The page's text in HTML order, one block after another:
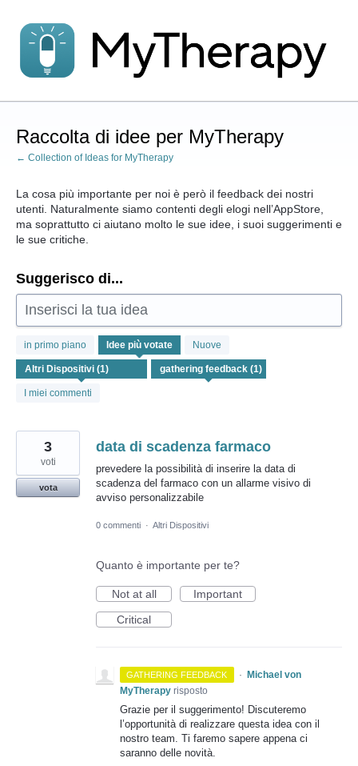
al
contenuto
Raccolta di idee per MyTherapy
← Collection of Ideas for MyTherapy
La cosa più importante per noi è però il feedback dei nostri
utenti. Naturalmente siamo contenti degli elogi nell’AppStore,
ma soprattutto ci aiutano molto le sue idee, i suoi suggerimenti e
le sue critiche.
Suggerisco di...
Inserisci la tua idea
in primo piano Idee più votate Nuove
I miei commenti
risultato
trovato
data di scadenza farmaco
prevedere la possibilità di inserire la data di
scadenza del farmaco con un allarme visivo di
avviso personalizzabile
3
voti
vota
0 commenti · Altri Dispositivi
Quanto è importante per te?
Not at all
Important
Critical
GATHERING FEEDBACK ·
Michael von
MyTherapy risposto
Grazie per il suggerimento! Discuteremo
l’opportunità di realizzare questa idea con il
nostro team. Ti faremo sapere appena ci
saranno delle novità.